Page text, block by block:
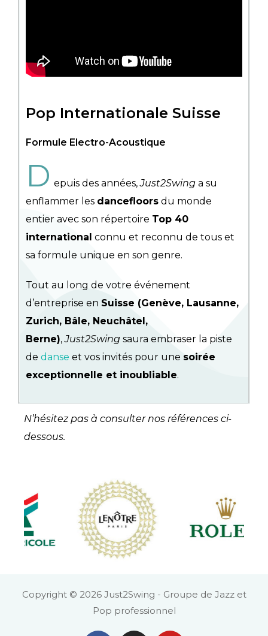
Pop Internationale Suisse
Formule Electro-Acoustique
D epuis des années,Just2Swing a su
enflammer les dancefloors du monde
entier avec son répertoire Top 40
international connu et reconnu de tous et
sa formule unique en son genre.
Tout au long de votre événement
d’entreprise en Suisse (Genève, Lausanne,
Zurich, Bâle, Neuchâtel,
Berne),Just2Swing saura embraser la piste
de danse et vos invités pour une soirée
exceptionnelle et inoubliable.
N’hésitez pas à consulter nos références ci-
dessous.
Copyright © 2026 Just2Swing - Groupe de Jazz et
Pop professionnel